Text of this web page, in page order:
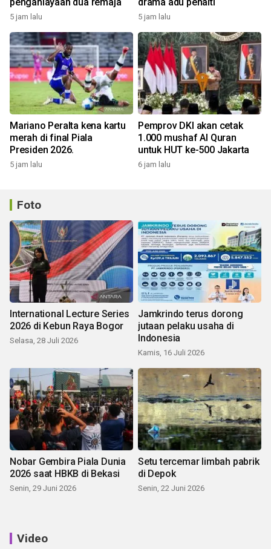
5 jam lalu 5 jam lalu
Mariano Peralta kena kartu
merah di final Piala
Presiden 2026.
5 jam lalu
Pemprov DKI akan cetak
1.000 mushaf Al Quran
untuk HUT ke-500 Jakarta
6 jam lalu
Foto
International Lecture Series
2026 di Kebun Raya Bogor
Selasa, 28 Juli 2026
Jamkrindo terus dorong
jutaan pelaku usaha di
Indonesia
Kamis, 16 Juli 2026
Nobar Gembira Piala Dunia
2026 saat HBKB di Bekasi
Senin, 29 Juni 2026
Setu tercemar limbah pabrik
di Depok
Senin, 22 Juni 2026
Video